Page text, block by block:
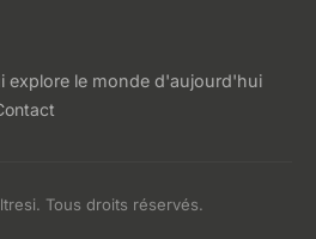
explore le monde d'aujourd'hui
Tous droits réservés.